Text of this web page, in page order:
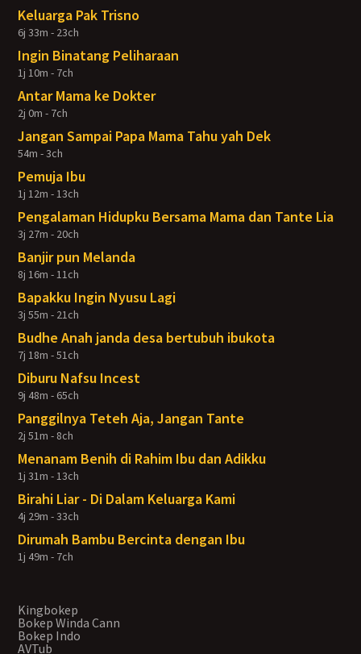
Keluarga Pak Trisno
6j 33m - 23ch
Ingin Binatang Peliharaan
1j 10m - 7ch
Antar Mama ke Dokter
2j 0m - 7ch
Jangan Sampai Papa Mama Tahu yah Dek
54m - 3ch
Pemuja Ibu
1j 12m - 13ch
Pengalaman Hidupku Bersama Mama dan Tante Lia
3j 27m - 20ch
Banjir pun Melanda
8j 16m - 11ch
Bapakku Ingin Nyusu Lagi
3j 55m - 21ch
Budhe Anah janda desa bertubuh ibukota
7j 18m - 51ch
Diburu Nafsu Incest
9j 48m - 65ch
Panggilnya Teteh Aja, Jangan Tante
2j 51m - 8ch
Menanam Benih di Rahim Ibu dan Adikku
1j 31m - 13ch
Birahi Liar - Di Dalam Keluarga Kami
4j 29m - 33ch
Dirumah Bambu Bercinta dengan Ibu
1j 49m - 7ch
Kingbokep
Bokep Winda Cann
Bokep Indo
AVTub